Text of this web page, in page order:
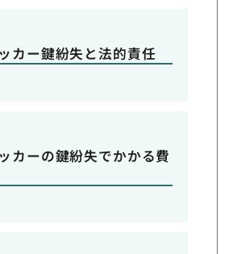
カー鍵紛失と法的責任
カーの鍵紛失でかかる費